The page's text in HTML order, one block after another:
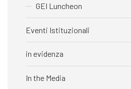
GEI Luncheon
Eventi Istituzionali
in evidenza
In the Media